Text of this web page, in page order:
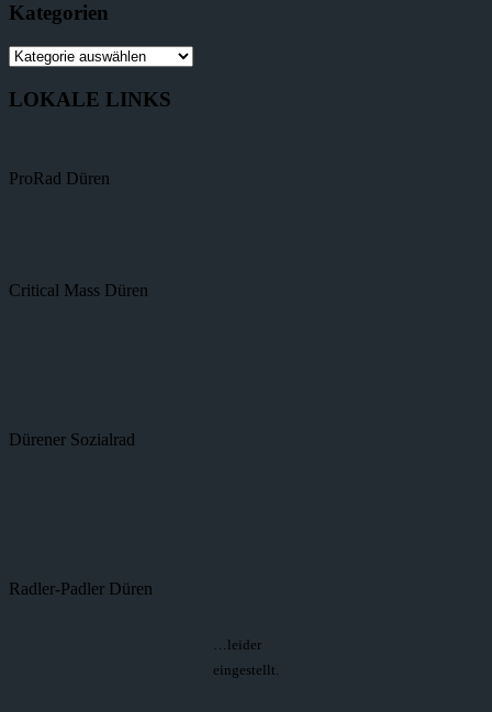
Kategorien
LOKALE LINKS
ProRad Düren
Critical Mass Düren
Dürener Sozialrad
Radler-Padler Düren
…leider
eingestellt.